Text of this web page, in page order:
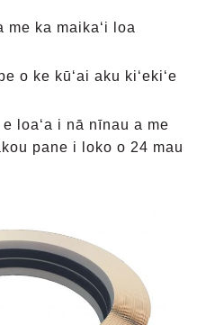
me ka maikaʻi loa
o ke kūʻai aku kiʻekiʻe
loaʻa i nā nīnau a me
pane i loko o 24 mau